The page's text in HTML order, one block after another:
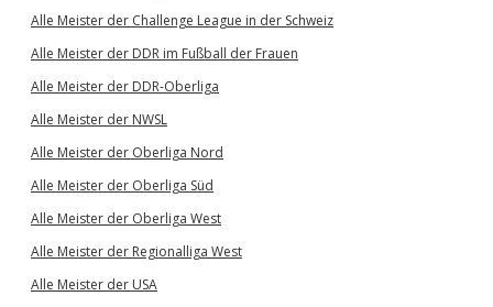
Alle Meister der Challenge League in der Schweiz
Alle Meister der DDR im Fußball der Frauen
Alle Meister der DDR-Oberliga
Alle Meister der NWSL
Alle Meister der Oberliga Nord
Alle Meister der Oberliga Süd
Alle Meister der Oberliga West
Alle Meister der Regionalliga West
Alle Meister der USA